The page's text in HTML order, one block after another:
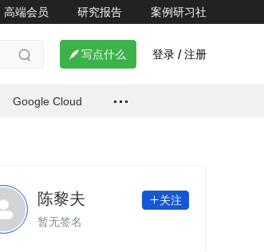
高端会员 研究报告 案例研习社
  写点什么 登录 / 注册
Google Cloud
陈黎夫 关注
暂无签名